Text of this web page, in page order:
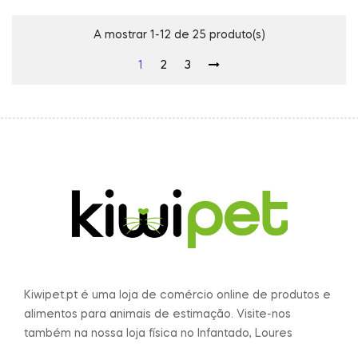
A mostrar 1-12 de 25 produto(s)
1 2 3
Kiwipet.pt é uma loja de comércio online de produtos e
alimentos para animais de estimação. Visite-nos
também na nossa loja física no Infantado, Loures